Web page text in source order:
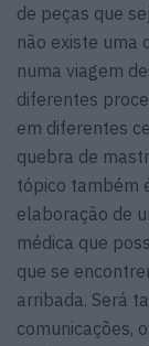
de peças que
não existe uma
numa viagem
diferentes
em diferentes
quebra de
tópico também
elaboração de
médica que
que se
arribada. Será
comunicações,